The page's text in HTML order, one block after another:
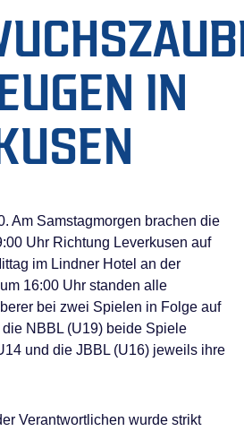
IN
Am Samstagmorgen brachen die
Uhr Richtung Leverkusen auf
im Lindner Hotel an der
16:00 Uhr standen alle
bei zwei Spielen in Folge auf
NBBL (U19) beide Spiele
und die JBBL (U16) jeweils ihre
Verantwortlichen wurde strikt